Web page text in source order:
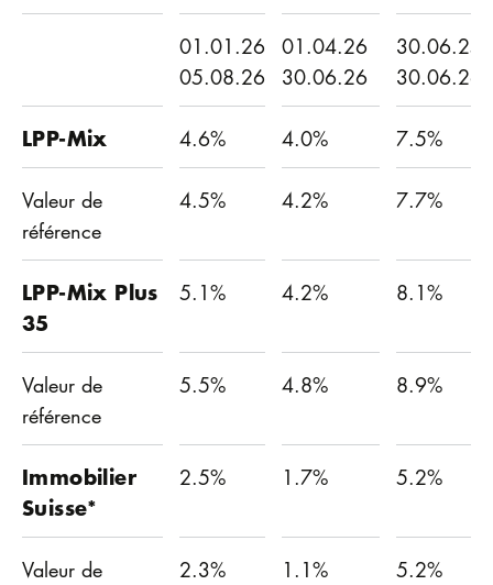
01.01.26
05.08.26
01.04.26
30.06.26
30.06.25
30.06.26
LPP-Mix 4.6% 4.0% 7.5%
Valeur de
référence
4.5% 4.2% 7.7%
LPP-Mix Plus
35
5.1% 4.2% 8.1%
Valeur de
référence
5.5% 4.8% 8.9%
Immobilier
Suisse*
2.5% 1.7% 5.2%
Valeur de
2.3% 1.1% 5.2%